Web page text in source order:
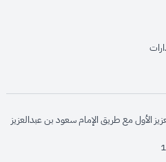
opens
opens in new window
الأول مع طريق الإمام سعود بن عبدالعزيز